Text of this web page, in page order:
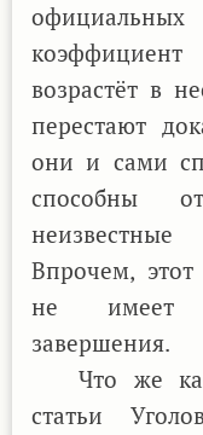
возрастёт в
перестают
они и сами
способны
Впрочем,
не имеет
завершения.
Что же
статьи